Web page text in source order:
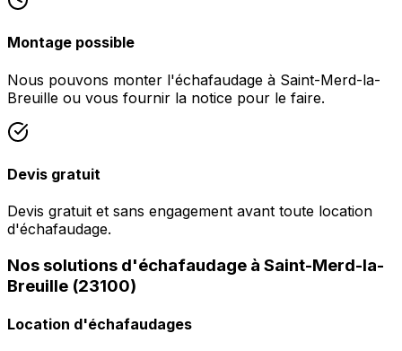
Montage possible
Nous pouvons monter l'échafaudage à Saint-Merd-la-
Breuille ou vous fournir la notice pour le faire.
Devis gratuit
Devis gratuit et sans engagement avant toute location
d'échafaudage.
Nos solutions d'échafaudage à Saint-Merd-la-
Breuille (23100)
Location d'échafaudages